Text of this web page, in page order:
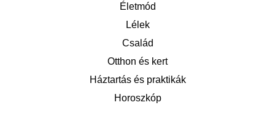
Életmód
Lélek
Család
Otthon és kert
Háztartás és praktikák
Horoszkóp